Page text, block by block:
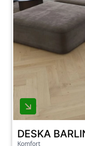
siebie, które
oczekiwania.
DESKA
Komfort